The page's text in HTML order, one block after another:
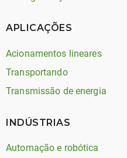
APLICAÇÕES
Acionamentos lineares
Transportando
Transmissão de energia
INDÚSTRIAS
Automação e robótica